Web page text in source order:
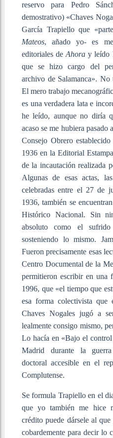
reservo para Pedro
demostrativo) «Chaves
García Trapiello que
Mateos, añado yo- es
editoriales deAhora y leído
que se hizo cargo del
archivo de Salamanca». No
El mero trabajo
es una verdadera lata e
he leído, aunque no diría
acaso se me hubiera pasado
Consejo Obrero
1936 en la Editorial
de la incautación realizada
Algunas de esas actas,
celebradas entre el 27 de
1936, también se
Histórico Nacional. Sin
absoluto como el
sosteniendo lo mismo.
Fueron precisamente esas
Centro Documental de la
permitieron escribir en una
1996, que «el tiempo que
esa forma colectivista que
Chaves Nogales jugó a
lealmente consigo mismo,
Lo hacía en «Bajo el
Madrid durante la
doctoral accesible en el
Complutense.
Se formula Trapiello en el
que yo también me hice
crédito puede dársele al
cobardemente para decir lo